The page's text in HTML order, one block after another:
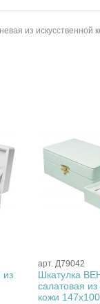
из искусственной
арт. Д79042
Шкатулка
салатовая из
кожи